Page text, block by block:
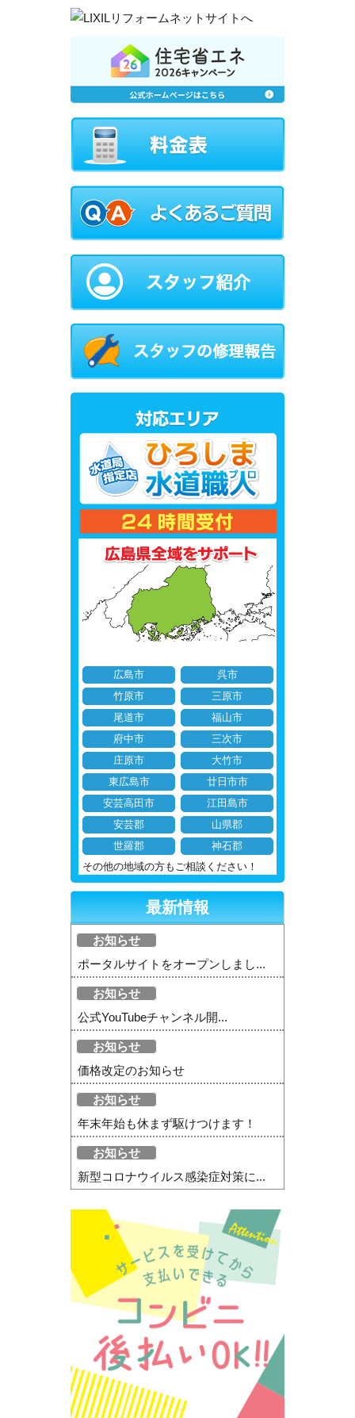
広島市
呉市
竹原市
三原市
尾道市
福山市
府中市
三次市
庄原市
大竹市
東広島市
廿日市市
安芸高田市
江田島市
安芸郡
山県郡
世羅郡
神石郡
その他の地域の方もご相談ください！
最新情報
お知らせ
ポータルサイトをオープンしまし...
お知らせ
公式YouTubeチャンネル開...
お知らせ
価格改定のお知らせ
お知らせ
年末年始も休まず駆けつけます！
お知らせ
新型コロナウイルス感染症対策に...